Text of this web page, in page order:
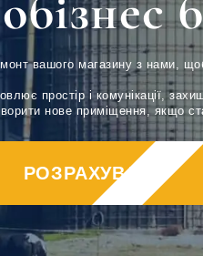
Дизайн коридору
вашого магазину з нами,
простір і комунікації,
нове приміщення, якщо
РОЗРАХУВАТИ